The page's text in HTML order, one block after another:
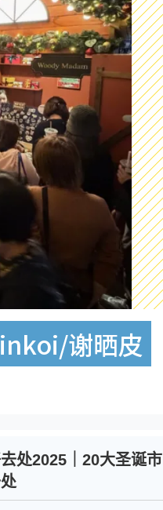
谢晒皮
处2025｜20大圣诞市